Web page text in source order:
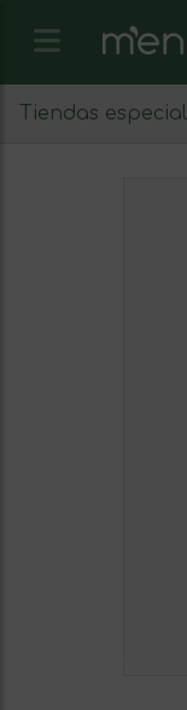
Tiendas